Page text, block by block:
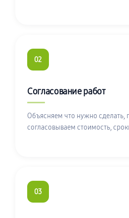
02
Согласование работ
Объясняем что нужно сделать,
согласовываем стоимость,
03